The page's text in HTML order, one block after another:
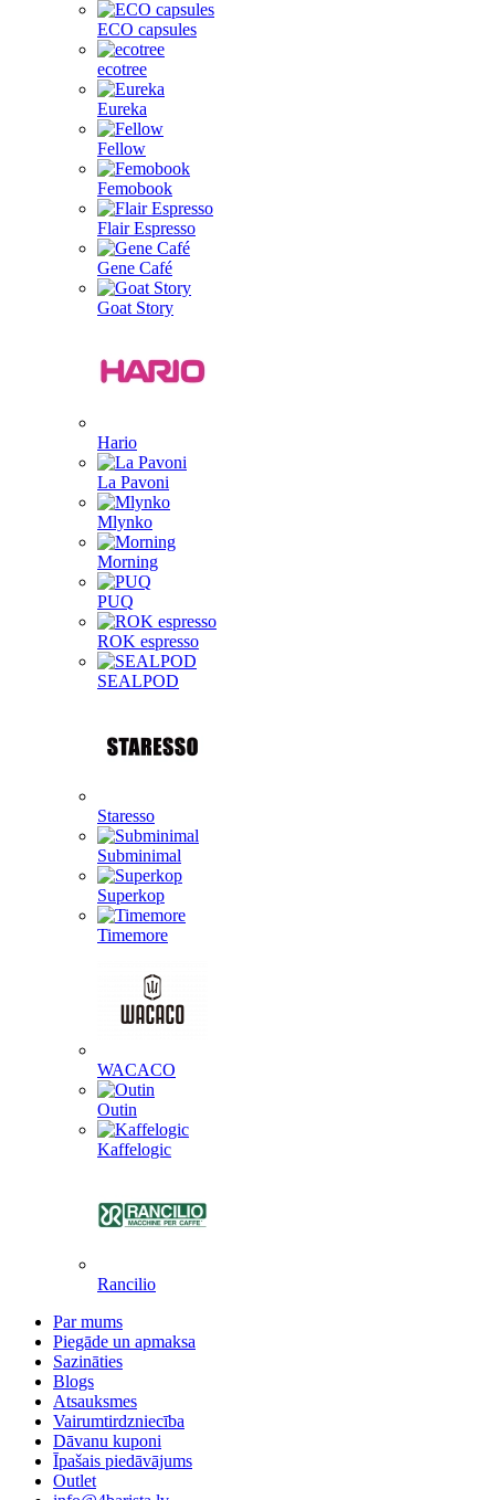
ECO capsules
ecotree
Eureka
Fellow
Femobook
Flair Espresso
Gene Café
Goat Story
Hario
La Pavoni
Mlynko
Morning
PUQ
ROK espresso
SEALPOD
Staresso
Subminimal
Superkop
Timemore
WACACO
Outin
Kaffelogic
Rancilio
Par mums
Piegāde un apmaksa
Sazināties
Blogs
Atsauksmes
Vairumtirdzniecība
Dāvanu kuponi
Īpašais piedāvājums
Outlet